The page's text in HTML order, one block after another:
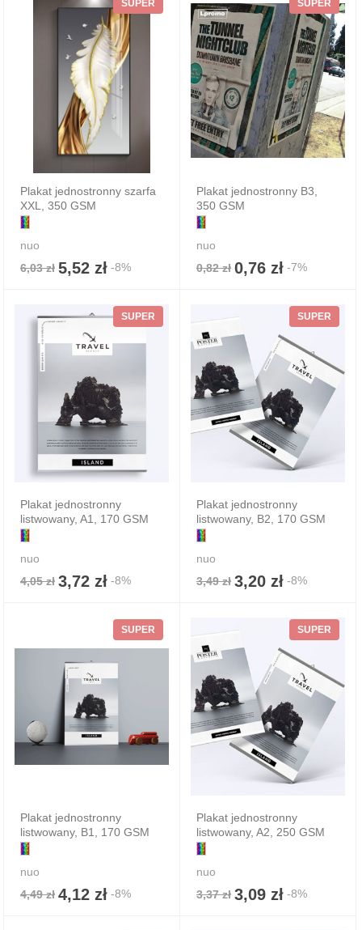
SUPER
Plakat jednostronny szarfa
XXL, 350 GSM
nuo
6,03 zł 5,52 zł -8%
SUPER
Plakat jednostronny B3,
350 GSM
nuo
0,82 zł 0,76 zł -7%
SUPER
Plakat jednostronny
listwowany, A1, 170 GSM
nuo
4,05 zł 3,72 zł -8%
SUPER
Plakat jednostronny
listwowany, B2, 170 GSM
nuo
3,49 zł 3,20 zł -8%
SUPER
Plakat jednostronny
listwowany, B1, 170 GSM
nuo
4,49 zł 4,12 zł -8%
SUPER
Plakat jednostronny
listwowany, A2, 250 GSM
nuo
3,37 zł 3,09 zł -8%